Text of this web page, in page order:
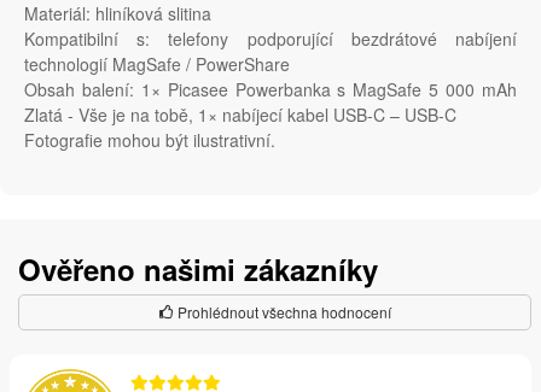
Materiál: hliníková slitina
Kompatibilní s: telefony podporující bezdrátové nabíjení
technologií MagSafe / PowerShare
Obsah balení: 1× Picasee Powerbanka s MagSafe 5 000 mAh
Zlatá - Vše je na tobě, 1× nabíjecí kabel USB-C – USB-C
Fotografie mohou být ilustrativní.
Ověřeno našimi zákazníky
Prohlédnout všechna hodnocení